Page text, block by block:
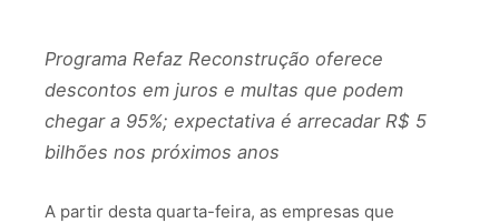
Programa Refaz Reconstrução oferece
descontos em juros e multas que podem
chegar a 95%; expectativa é arrecadar R$ 5
bilhões nos próximos anos
A partir desta quarta-feira, as empresas que